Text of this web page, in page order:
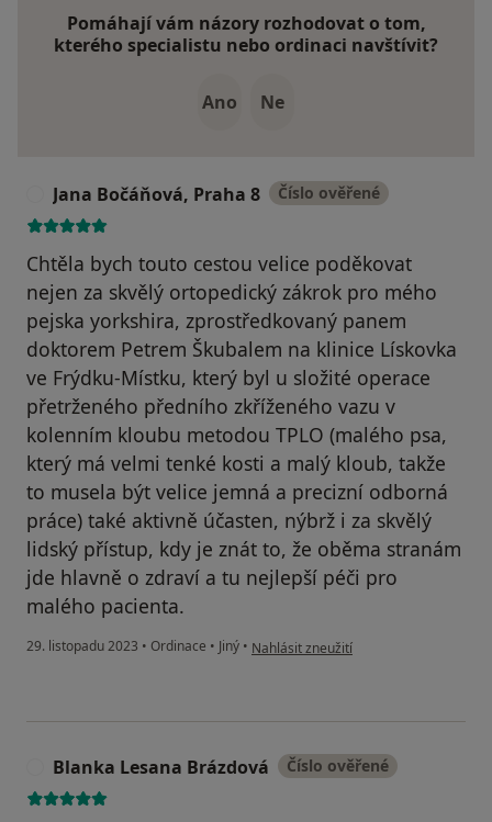
Pomáhají vám názory rozhodovat o tom,
kterého specialistu nebo ordinaci navštívit?
Ano Ne
Jana Bočáňová, Praha 8 Číslo ověřené
Chtěla bych touto cestou velice poděkovat
nejen za skvělý ortopedický zákrok pro mého
pejska yorkshira, zprostředkovaný panem
doktorem Petrem Škubalem na klinice Lískovka
ve Frýdku-Místku, který byl u složité operace
přetrženého předního zkříženého vazu v
kolenním kloubu metodou TPLO (malého psa,
který má velmi tenké kosti a malý kloub, takže
to musela být velice jemná a precizní odborná
práce) také aktivně účasten, nýbrž i za skvělý
lidský přístup, kdy je znát to, že oběma stranám
jde hlavně o zdraví a tu nejlepší péči pro
malého pacienta.
29. listopadu 2023 • Ordinace • Jiný • podle názoru uživatele Jana Bočáňová,
Nahlásit zneužití
Blanka Lesana Brázdová Číslo ověřené